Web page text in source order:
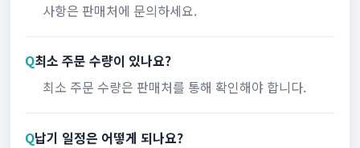
사항은 판매처에 문의하세요.
Q최소 주문 수량이 있나요?
최소 주문 수량은 판매처를 통해 확인해야 합니다.
Q납기 일정은 어떻게 되나요?